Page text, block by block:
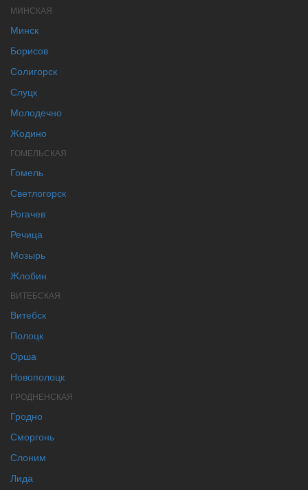
МИНСКАЯ
Минск
Борисов
Солигорск
Слуцк
Молодечно
Жодино
ГОМЕЛЬСКАЯ
Гомель
Светлогорск
Рогачев
Речица
Мозырь
Жлобин
ВИТЕБСКАЯ
Витебск
Полоцк
Орша
Новополоцк
ГРОДНЕНСКАЯ
Гродно
Сморгонь
Слоним
Лида